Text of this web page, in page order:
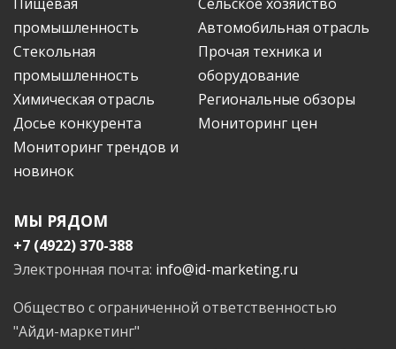
промышленность
Автомобильная отрасль
Стекольная
промышленность
Прочая техника и
оборудование
Химическая отрасль
Региональные обзоры
Досье конкурента
Мониторинг цен
Мониторинг трендов и
новинок
МЫ РЯДОМ
+7 (4922) 370-388
Электронная почта: info@id-marketing.ru
Общество с ограниченной ответственностью
"Айди-маркетинг"